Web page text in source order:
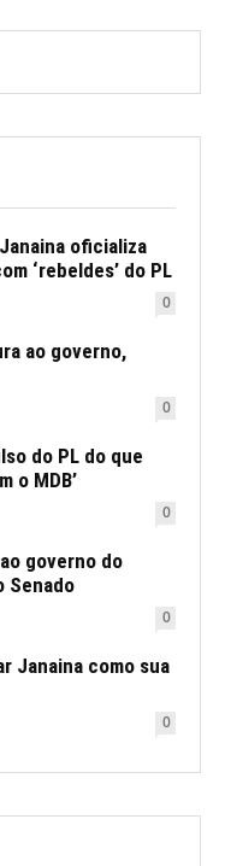
oficializa
‘rebeldes’ do PL
0
ao governo,
0
do PL do que
o MDB’
0
governo do
Senado
0
Janaina como sua
0